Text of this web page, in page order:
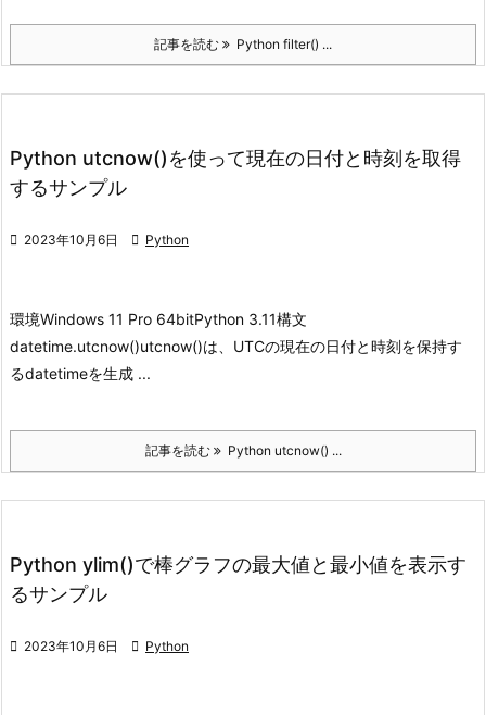
記事を読む Python filter() ...
Python utcnow()を使って現在の日付と時刻を取得
するサンプル
 2023年10月6日  Python
環境Windows 11 Pro 64bitPython 3.11構文
datetime.utcnow()utcnow()は、UTCの現在の日付と時刻を保持す
るdatetimeを生成 ...
記事を読む Python utcnow() ...
Python ylim()で棒グラフの最大値と最小値を表示す
るサンプル
 2023年10月6日  Python